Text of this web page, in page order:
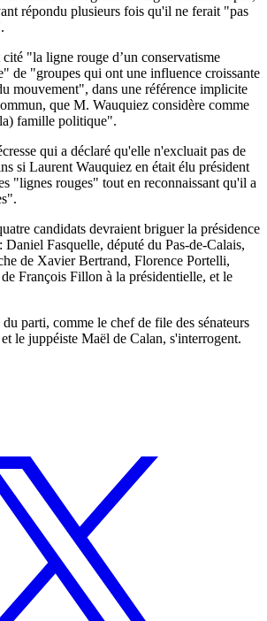
répondu plusieurs fois qu'il ne ferait "pas
"la ligne rouge d’un conservatisme
de "groupes qui ont une influence croissante
mouvement", dans une référence implicite
que M. Wauquiez considère comme
famille politique".
qui a déclaré qu'elle n'excluait pas de
si Laurent Wauquiez en était élu président
"lignes rouges" tout en reconnaissant qu'il a
candidats devraient briguer la présidence
Daniel Fasquelle, député du Pas-de-Calais,
de Xavier Bertrand, Florence Portelli,
François Fillon à la présidentielle, et le
parti, comme le chef de file des sénateurs
le juppéiste Maël de Calan, s'interrogent.